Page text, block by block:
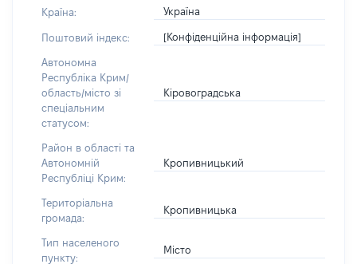
Країна: Україна
Поштовий індекс: [Конфіденційна інформація]
Автономна
Республіка Крим/
область/місто зі
спеціальним
статусом:
Кіровоградська
Район в області та
Автономній
Республіці Крим:
Кропивницький
Територіальна
громада:
Кропивницька
Тип населеного
пункту:
Місто